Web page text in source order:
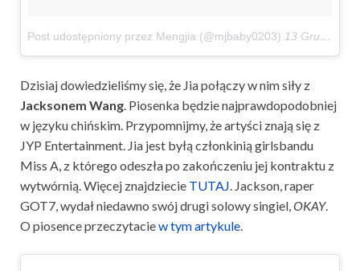
Post udostępniony przez Mengjia (@mjbaby0203) 13 Gru, 2017 o 6:42 PST
Dzisiaj dowiedzieliśmy się, że Jia połączy w nim siły z
Jacksonem Wang. Piosenka będzie najprawdopodobniej
w języku chińskim. Przypomnijmy, że artyści znają się z
JYP Entertainment. Jia jest byłą członkinią girlsbandu
Miss A, z którego odeszła po zakończeniu jej kontraktu z
wytwórnią. Więcej znajdziecie TUTAJ. Jackson, raper
GOT7, wydał niedawno swój drugi solowy singiel,OKAY.
O piosence przeczytaciew tym artykule.